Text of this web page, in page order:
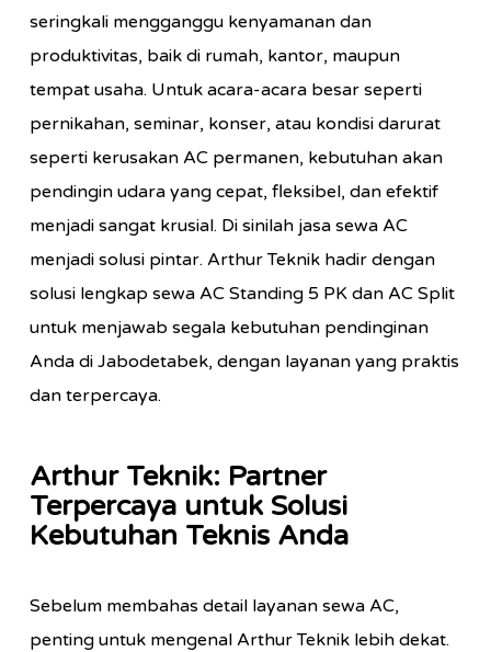
seringkali mengganggu kenyamanan dan
produktivitas, baik di rumah, kantor, maupun
tempat usaha. Untuk acara-acara besar seperti
pernikahan, seminar, konser, atau kondisi darurat
seperti kerusakan AC permanen, kebutuhan akan
pendingin udara yang cepat, fleksibel, dan efektif
menjadi sangat krusial. Di sinilah jasa sewa AC
menjadi solusi pintar. Arthur Teknik hadir dengan
solusi lengkap sewa AC Standing 5 PK dan AC Split
untuk menjawab segala kebutuhan pendinginan
Anda di Jabodetabek, dengan layanan yang praktis
dan terpercaya.
Arthur Teknik: Partner
Terpercaya untuk Solusi
Kebutuhan Teknis Anda
Sebelum membahas detail layanan sewa AC,
penting untuk mengenal Arthur Teknik lebih dekat.